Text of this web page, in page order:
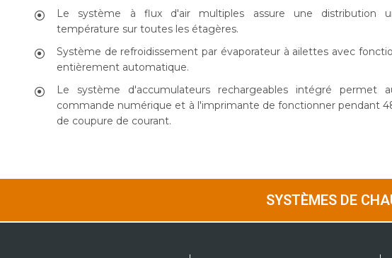
Le système à flux d'air multiples assure une distribution
température sur toutes les étagères.
Système de refroidissement par évaporateur à ailettes avec
entièrement automatique.
Le système d'accumulateurs rechargeables intégré permet
commande numérique et à l'imprimante de fonctionner pendant
de coupure de courant.
SYSTÈMES DE